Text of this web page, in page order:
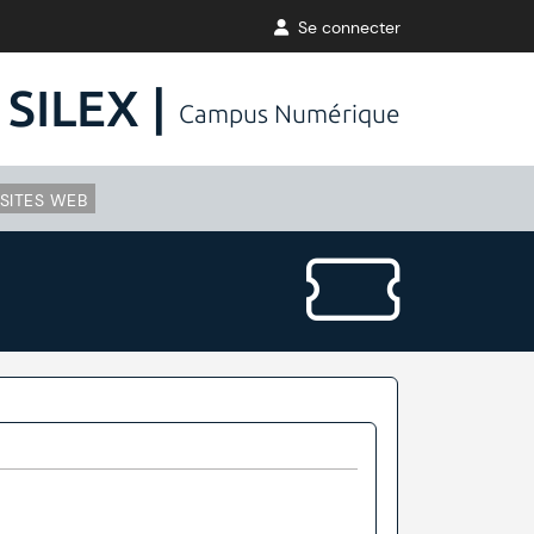
Se connecter
SILEX | Campus Numérique
WEB